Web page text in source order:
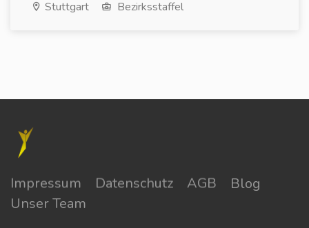
Stuttgart Bezirksstaffel
Impressum Datenschutz AGB
Blog
Unser Team